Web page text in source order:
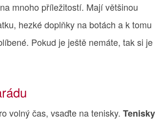
mnoho příležitostí. Mají většinou
hezké doplňky na botách a k tomu
Pokud je ještě nemáte, tak si je
volný čas, vsaďte na tenisky. Tenisky